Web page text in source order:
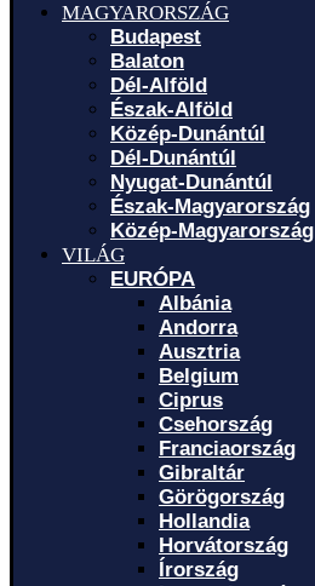
MAGYARORSZÁG
Budapest
Balaton
Dél-Alföld
Észak-Alföld
Közép-Dunántúl
Dél-Dunántúl
Nyugat-Dunántúl
Észak-Magyarország
Közép-Magyarország
VILÁG
EURÓPA
Albánia
Andorra
Ausztria
Belgium
Ciprus
Csehország
Franciaország
Gibraltár
Görögország
Hollandia
Horvátország
Írország